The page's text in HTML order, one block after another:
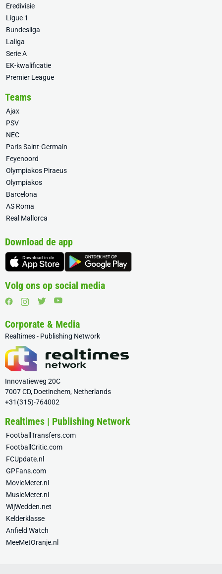
Eredivisie
Ligue 1
Bundesliga
Laliga
Serie A
EK-kwalificatie
Premier League
Teams
Ajax
PSV
NEC
Paris Saint-Germain
Feyenoord
Olympiakos Piraeus
Olympiakos
Barcelona
AS Roma
Real Mallorca
Download de app
Volg ons op social media
Corporate & Media
Realtimes - Publishing Network
Innovatieweg 20C
7007 CD, Doetinchem, Netherlands
+31(315)-764002
Realtimes | Publishing Network
FootballTransfers.com
FootballCritic.com
FCUpdate.nl
GPFans.com
MovieMeter.nl
MusicMeter.nl
WijWedden.net
Kelderklasse
Anfield Watch
MeeMetOranje.nl